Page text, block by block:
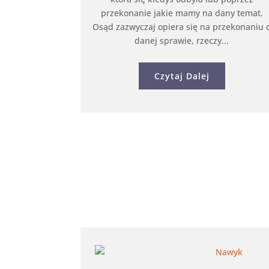
przekonanie jakie mamy na dany temat.
Osąd zazwyczaj opiera się na przekonaniu
danej sprawie, rzeczy...
Czytaj Dalej